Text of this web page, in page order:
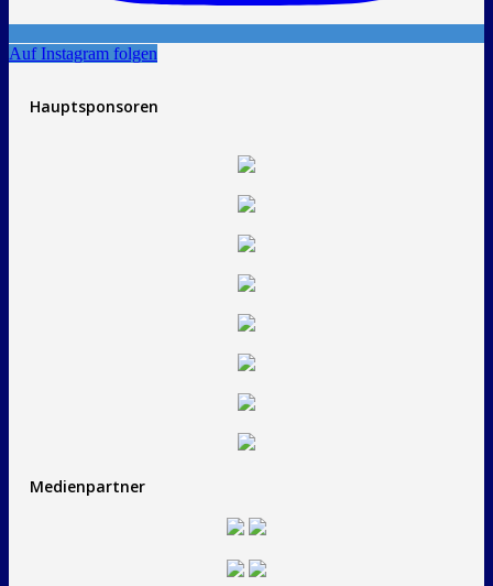
Auf Instagram folgen
Hauptsponsoren
Medienpartner